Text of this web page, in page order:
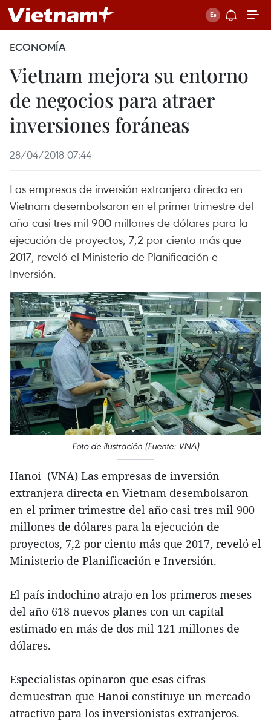
ECONOMÍA
Vietnam mejora su entorno
de negocios para atraer
inversiones foráneas
28/04/2018 07:44
Las empresas de inversión extranjera directa en
Vietnam desembolsaron en el primer trimestre del
año casi tres mil 900 millones de dólares para la
ejecución de proyectos, 7,2 por ciento más que
2017, reveló el Ministerio de Planificación e
Inversión.
Foto de ilustración (Fuente: VNA)
Hanoi (VNA) Las empresas de inversión
extranjera directa en Vietnam desembolsaron
en el primer trimestre del año casi tres mil 900
millones de dólares para la ejecución de
proyectos, 7,2 por ciento más que 2017, reveló el
Ministerio de Planificación e Inversión.
El país indochino atrajo en los primeros meses
del año 618 nuevos planes con un capital
estimado en más de dos mil 121 millones de
dólares.
Especialistas opinaron que esas cifras
demuestran que Hanoi constituye un mercado
atractivo para los inversionistas extranjeros.